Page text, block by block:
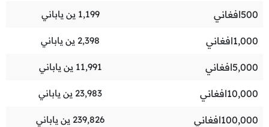
500افغاني 1,199 ين ياباني
1,000افغاني 2,398 ين ياباني
5,000افغاني 11,991 ين ياباني
10,000افغاني 23,983 ين ياباني
100,000افغاني 239,826 ين ياباني